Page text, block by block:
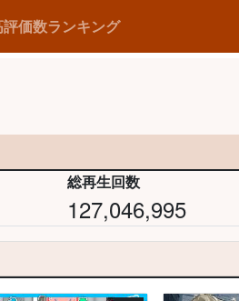
評価数ランキング
総再生回数
127,046,995